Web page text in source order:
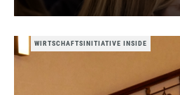
WIRTSCHAFTSINITIATIVE INSIDE